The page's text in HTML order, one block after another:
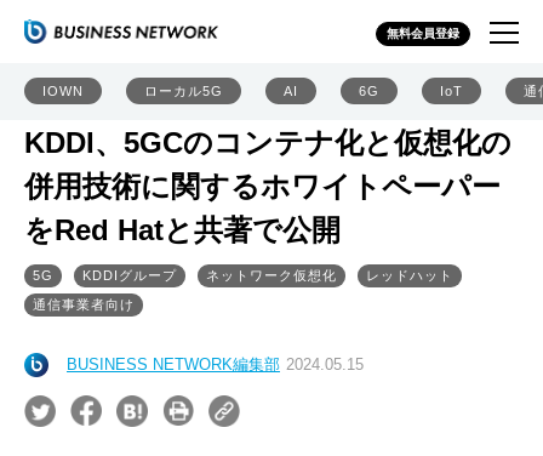
無料会員登録
IOWN ローカル5G AI 6G IoT 通
KDDI、5GCのコンテナ化と仮想化の
併用技術に関するホワイトペーパー
をRed Hatと共著で公開
5G KDDIグループ ネットワーク仮想化
レッドハット
通信事業者向け
BUSINESS NETWORK編集部 2024.05.15